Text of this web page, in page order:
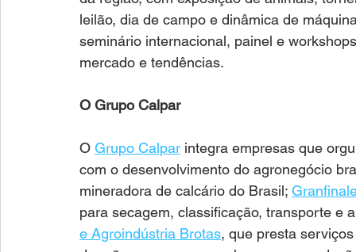
leilão, dia de campo e dinâmica de
seminário internacional, painel e
mercado e tendências.
O Grupo Calpar
O Grupo Calpar integra empresas que
com o desenvolvimento do agronegócio
mineradora de calcário do Brasil;
para secagem, classificação, transporte e
e Agroindústria Brotas, que presta